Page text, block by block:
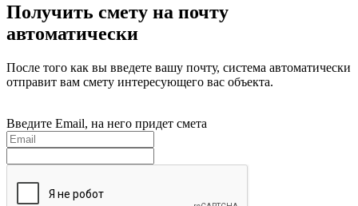
Получить смету на почту
автоматически
После того как вы введете вашу почту, система автоматически
отправит вам смету интересующего вас объекта.
Введите Email, на него придет смета